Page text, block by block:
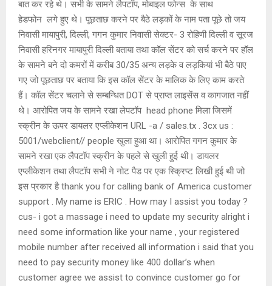
बात कर रहे थे। सभी के सामने लैपटॉप, मोबाइल फोन्स के साथ
हेडफोन लगे हुए थे। पूछताछ करने पर बैठे लड़कों के नाम पता पूछे तो जय
निवासी मायापुरी, दिल्ली, गगन कुमार निवासी सेक्टर- 3 रोहिणी दिल्ली व सूरज
निवासी हरिनगर मायापुरी दिल्ली बताया तथा कॉल सेंटर को सर्च करने पर हॉल
के सामने बने दो कमरों में करीब 30/35 अन्य लड़के व लड़कियां भी बैठे पाए
गए जो पूछताछ पर बताया कि इस कॉल सेंटर के मालिक के लिए काम करते
हैं। कॉल सेंटर चलाने से सम्बन्धित DOT से प्राप्त लाइसेंस व कागजात नहीं
थे। आरोपित जय के सामने रखा लेपटॉप head phone मिला जिसमें
स्क्रीन के ऊपर डायलर एप्लीकेशन URL -a / sales.tx . 3cx us :
5001/webclient// people खुला हुआ था। आरोपित गगन कुमार के
सामने रखा एक लैपटॉप स्क्रीन के पहले से खुली हुई थी। डायलर
एप्लीकेशन तथा लैपटॉप सभी ने नोट पैड पर एक स्क्रिप्ट लिखी हुई थी जो
इस प्रकार है thank you for calling bank of America customer
support . My name is ERIC . How may I assist you today ?
cus- i got a massage i need to update my security alright i
need some information like your name , your registered
mobile number after received all information i said that you
need to pay security money like 400 dollar’s when
customer agree we assist to convince customer go for